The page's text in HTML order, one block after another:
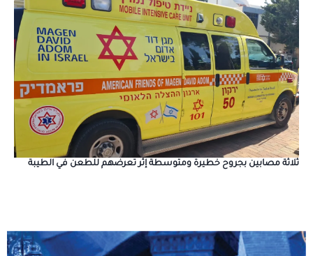
ثلاثة مصابين بجروح خطيرة ومتوسطة إثر تعرضهم للطعن في الطيبة